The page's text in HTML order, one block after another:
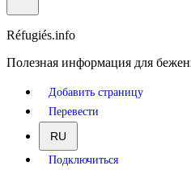
Réfugiés.info
Полезная информация для
Добавить страницу
Перевести
RU
Подключиться